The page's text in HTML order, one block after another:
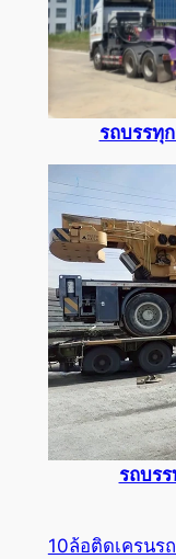
รถบรรทุ
รถบร
10ล้อติดเครนร